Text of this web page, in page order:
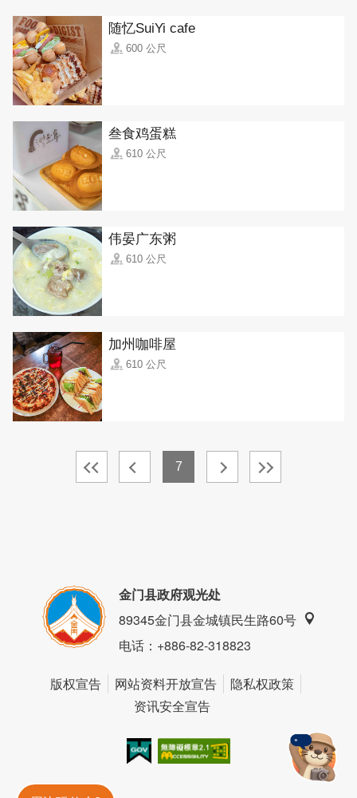
随忆SuiYi cafe
600 公尺
叁食鸡蛋糕
610 公尺
伟晏广东粥
610 公尺
加州咖啡屋
610 公尺
7
金门县政府观光处
89345金门县金城镇民生路60号
电话：+886-82-318823
版权宣告 网站资料开放宣告
隐私权政策
资讯安全宣告